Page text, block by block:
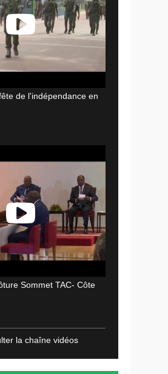
de l'indépendance en
Sommet TAC- Côte
la chaîne vidéos